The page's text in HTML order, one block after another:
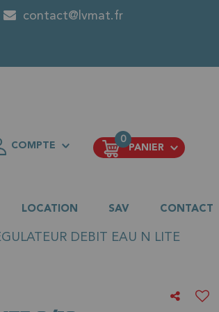
contact@lvmat.fr
COMPTE
0
PANIER
LOCATION SAV CONTACT
DEBIT EAU N LITE